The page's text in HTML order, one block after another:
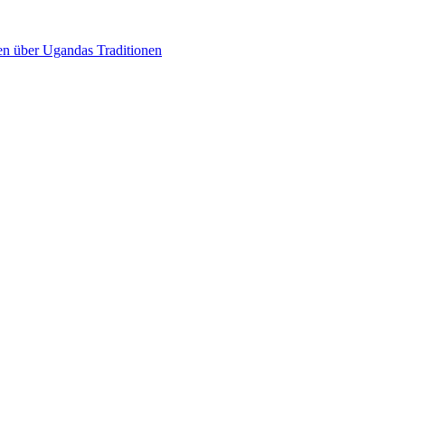
über Ugandas Traditionen